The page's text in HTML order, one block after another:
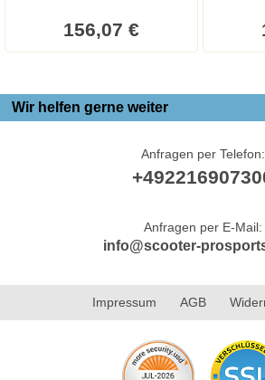
156,07 €
Wir helfen gerne weiter
Anfragen per Telefon:
Anfragen per E-Mail:
info@scooter-
Impressum AGB